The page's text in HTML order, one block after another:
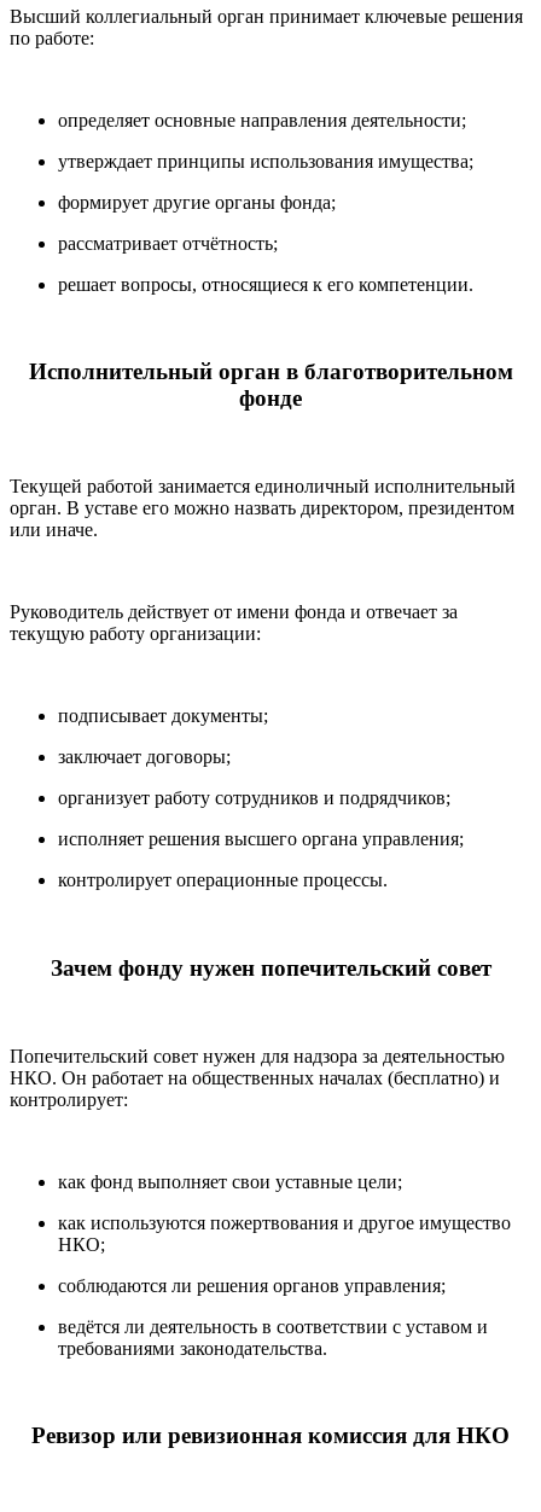
Высший коллегиальный орган принимает ключевые решения
по работе:
определяет основные направления деятельности;
утверждает принципы использования имущества;
формирует другие органы фонда;
рассматривает отчётность;
решает вопросы, относящиеся к его компетенции.
Исполнительный орган в благотворительном
фонде
Текущей работой занимается единоличный исполнительный
орган. В уставе его можно назвать директором, президентом
или иначе.
Руководитель действует от имени фонда и отвечает за
текущую работу организации:
подписывает документы;
заключает договоры;
организует работу сотрудников и подрядчиков;
исполняет решения высшего органа управления;
контролирует операционные процессы.
Зачем фонду нужен попечительский совет
Попечительский совет нужен для надзора за деятельностью
НКО. Он работает на общественных началах (бесплатно) и
контролирует:
как фонд выполняет свои уставные цели;
как используются пожертвования и другое имущество
НКО;
соблюдаются ли решения органов управления;
ведётся ли деятельность в соответствии с уставом и
требованиями законодательства.
Ревизор или ревизионная комиссия для НКО